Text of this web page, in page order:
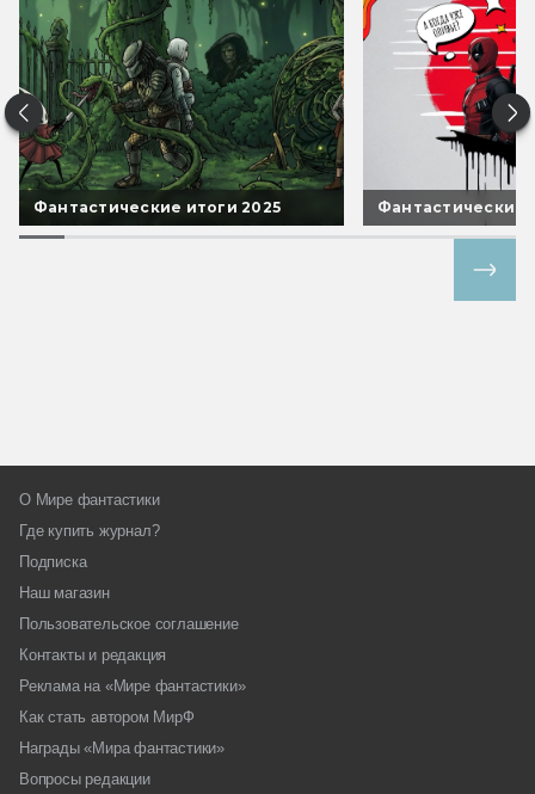
Фантастические итоги 2025 Фантастические
О Мире фантастики
Где купить журнал?
Подписка
Наш магазин
Пользовательское соглашение
Контакты и редакция
Реклама на «Мире фантастики»
Как стать автором МирФ
Награды «Мира фантастики»
Вопросы редакции